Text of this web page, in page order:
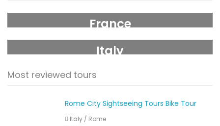
France
Italy
Most reviewed tours
Rome City Sightseeing Tours Bike Tour
Italy / Rome